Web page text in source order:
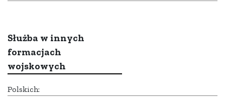
Służba w innych
formacjach
wojskowych
Polskich: